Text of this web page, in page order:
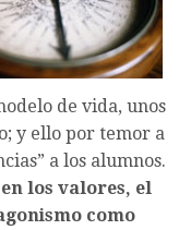
de vida, unos
y ello por temor a
a los alumnos.
los valores, el
como